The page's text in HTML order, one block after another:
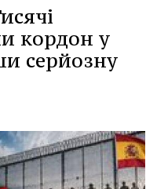
кордон у
серйозну